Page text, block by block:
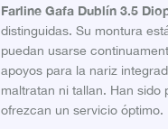
Farline Gafa Dublín 3.5
distinguidas. Su montura
puedan usarse
apoyos para la nariz
maltratan ni tallan. Han
ofrezcan un servicio óptimo.